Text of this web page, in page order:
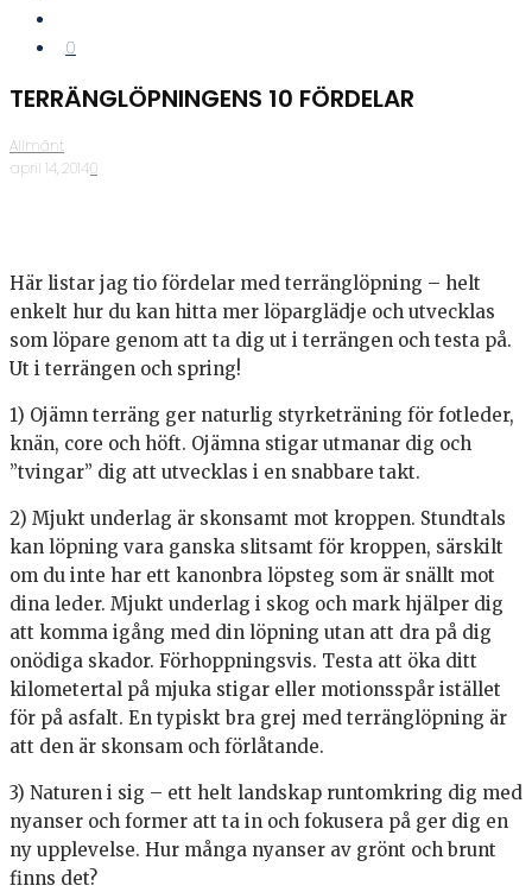
0
TERRÄNGLÖPNINGENS 10 FÖRDELAR
Allmänt
·april 14, 2014·0
Här listar jag tio fördelar med terränglöpning – helt
enkelt hur du kan hitta mer löparglädje och utvecklas
som löpare genom att ta dig ut i terrängen och testa på.
Ut i terrängen och spring!
1) Ojämn terräng ger naturlig styrketräning för fotleder,
knän, core och höft. Ojämna stigar utmanar dig och
”tvingar” dig att utvecklas i en snabbare takt.
2) Mjukt underlag är skonsamt mot kroppen. Stundtals
kan löpning vara ganska slitsamt för kroppen, särskilt
om du inte har ett kanonbra löpsteg som är snällt mot
dina leder. Mjukt underlag i skog och mark hjälper dig
att komma igång med din löpning utan att dra på dig
onödiga skador. Förhoppningsvis. Testa att öka ditt
kilometertal på mjuka stigar eller motionsspår istället
för på asfalt. En typiskt bra grej med terränglöpning är
att den är skonsam och förlåtande.
3) Naturen i sig – ett helt landskap runtomkring dig med
nyanser och former att ta in och fokusera på ger dig en
ny upplevelse. Hur många nyanser av grönt och brunt
finns det?